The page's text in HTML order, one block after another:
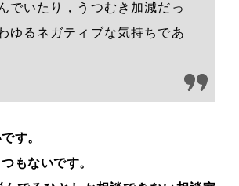
でいたり，うつむき加減だっ
ゆるネガティブな気持ちであ
す。
もないです。